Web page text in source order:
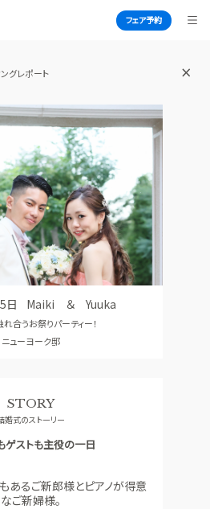
フェア予約
トグレイス ポートサイドヴィ
BRIDAL FAIR
ブライダルフェア
WEDDING REPORT
体験者レポート
PLAN
プラン
披露宴会場
ACCESS
アクセス
QA
ングレポート
日 Maiki ＆ Yuuka
れ合うお祭りパーティー！
ニューヨーク邸
STORY
婚式のストーリー
ゲストも主役の一日
あるご新郎様とピアノが得意
なご新婦様。